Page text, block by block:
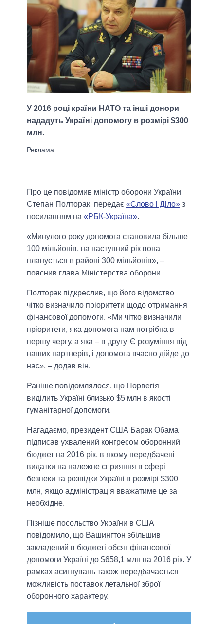
У 2016 році країни НАТО та інші донори
нададуть Україні допомогу в розмірі $300
млн.
Про це повідомив міністр оборони України
Степан Полторак, передає «Слово і Діло» з
посиланням на «РБК-Україна».
«Минулого року допомога становила більше
100 мільйонів, на наступний рік вона
планується в районі 300 мільйонів», –
пояснив глава Міністерства оборони.
Полторак підкреслив, що його відомство
чітко визначило пріоритети щодо отримання
фінансової допомоги. «Ми чітко визначили
пріоритети, яка допомога нам потрібна в
першу чергу, а яка – в другу. Є розуміння від
наших партнерів, і допомога вчасно дійде до
нас», – додав він.
Раніше повідомлялося, що Норвегія
виділить Україні близько $5 млн в якості
гуманітарної допомоги.
Нагадаємо, президент США Барак Обама
підписав ухвалений конгресом оборонний
бюджет на 2016 рік, в якому передбачені
видатки на належне сприяння в сфері
безпеки та розвідки Україні в розмірі $300
млн, якщо адміністрація вважатиме це за
необхідне.
Пізніше посольство України в США
повідомило, що Вашингтон збільшив
закладений в бюджеті обсяг фінансової
допомоги Україні до $658,1 млн на 2016 рік. У
рамках асигнувань також передбачається
можливість поставок летальної зброї
оборонного характеру.